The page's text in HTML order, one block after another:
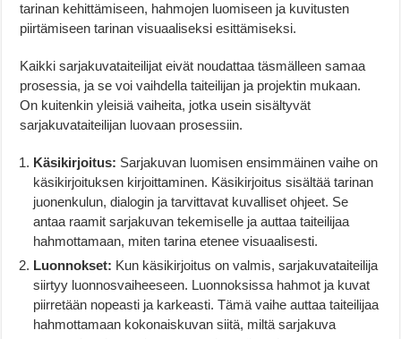
tarinan kehittämiseen, hahmojen luomiseen ja kuvitusten
piirtämiseen tarinan visuaaliseksi esittämiseksi.
Kaikki sarjakuvataiteilijat eivät noudattaa täsmälleen samaa
prosessia, ja se voi vaihdella taiteilijan ja projektin mukaan.
On kuitenkin yleisiä vaiheita, jotka usein sisältyvät
sarjakuvataiteilijan luovaan prosessiin.
Käsikirjoitus: Sarjakuvan luomisen ensimmäinen vaihe on
käsikirjoituksen kirjoittaminen. Käsikirjoitus sisältää tarinan
juonenkulun, dialogin ja tarvittavat kuvalliset ohjeet. Se
antaa raamit sarjakuvan tekemiselle ja auttaa taiteilijaa
hahmottamaan, miten tarina etenee visuaalisesti.
Luonnokset: Kun käsikirjoitus on valmis, sarjakuvataiteilija
siirtyy luonnosvaiheeseen. Luonnoksissa hahmot ja kuvat
piirretään nopeasti ja karkeasti. Tämä vaihe auttaa taiteilijaa
hahmottamaan kokonaiskuvan siitä, miltä sarjakuva